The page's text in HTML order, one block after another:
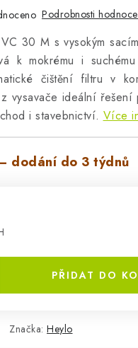
Podrobnosti
30 M s vysokým
k mokrému i
čištění filtru v
vysavače ideální řešení
i stavebnictví. Více
dodání do 3 týdnů
PŘIDAT DO
Značka: Heylo